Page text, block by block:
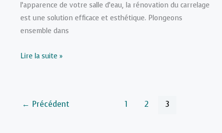
l’apparence de votre salle d’eau, la rénovation du carrelage
est une solution efficace et esthétique. Plongeons
ensemble dans
Comment
de
Lire la suite »
← Précédent 1 2 3